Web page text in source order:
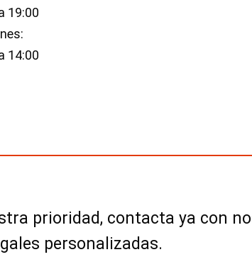
19:00
14:00
prioridad, contacta ya con
personalizadas.